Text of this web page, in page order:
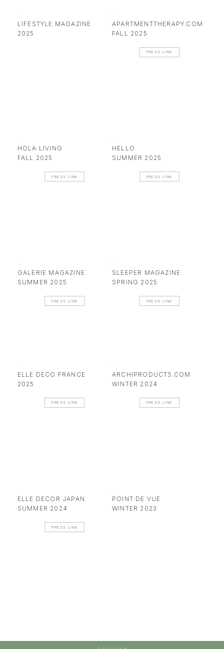
LIFESTYLE MAGAZINE
2025
APARTMENTTHERAPY.COM
FALL 2025
PRESS LINK
HOLA LIVING
FALL 2025
PRESS LINK
HELLO
SUMMER 2025
PRESS LINK
GALERIE MAGAZINE
SUMMER 2025
PRESS LINK
SLEEPER MAGAZINE
SPRING 2025
PRESS LINK
ELLE DECO FRANCE
2025
PRESS LINK
ARCHIPRODUCTS.COM
WINTER 2024
PRESS LINK
ELLE DECOR JAPAN
SUMMER 2024
PRESS LINK
POINT DE VUE
WINTER 2023